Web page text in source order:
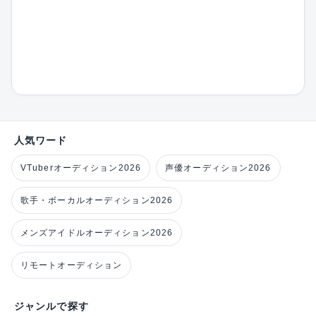
人気ワード
VTuberオーディション2026 声優オーディション2026
歌手・ボーカルオーディション2026
メンズアイドルオーディション2026
リモートオーディション
ジャンルで探す